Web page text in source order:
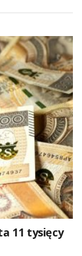
11 tysięcy